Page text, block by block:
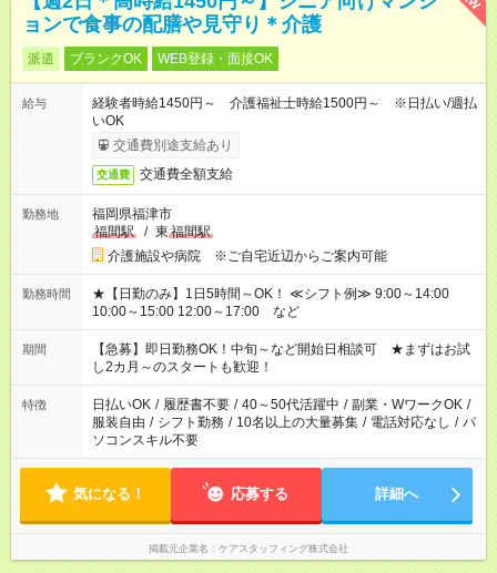
ョンで食事の配膳や見守り＊介護
派遣 ブランクOK WEB登録・面接OK
給与
経験者時給1450円～ 介護福祉士時給1500円～ ※日払い/週払
いOK
交通費別途支給あり
交通費 交通費全額支給
勤務地
福岡県福津市
福間駅
/ 東 福間駅
介護施設や病院 ※ご自宅近辺からご案内可能
勤務時間
★【日勤のみ】1日5時間～OK！ ≪シフト例≫ 9:00～14:00
10:00～15:00 12:00～17:00 など
期間
【急募】即日勤務OK！中旬～など開始日相談可 ★まずはお試
し2カ月～のスタートも歓迎！
特徴 日払いOK / 履歴書不要 / 40～50代活躍中 / 副業・WワークOK /
服装自由 / シフト勤務 / 10名以上の大量募集 / 電話対応なし / パ
ソコンスキル不要
気になる！ 応募する 詳細へ
掲載元企業名 ケアスタッフィング株式会社